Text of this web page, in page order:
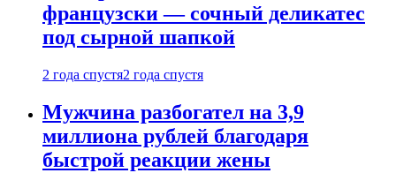
французски — сочный деликатес
под сырной шапкой
2 года спустя2 года спустя
Мужчина разбогател на 3,9
миллиона рублей благодаря
быстрой реакции жены